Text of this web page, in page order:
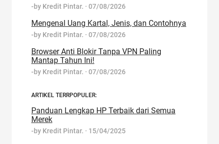
-by Kredit Pintar. · 07/08/2026
Mengenal Uang Kartal, Jenis, dan Contohnya
-by Kredit Pintar. · 07/08/2026
Browser Anti Blokir Tanpa VPN Paling
Mantap Tahun Ini!
-by Kredit Pintar. · 07/08/2026
ARTIKEL TERRPOPULER:
Panduan Lengkap HP Terbaik dari Semua
Merek
-by Kredit Pintar. · 15/04/2025